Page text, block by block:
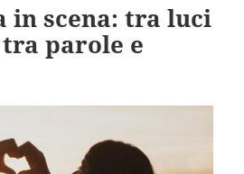
in scena: tra luci
parole e